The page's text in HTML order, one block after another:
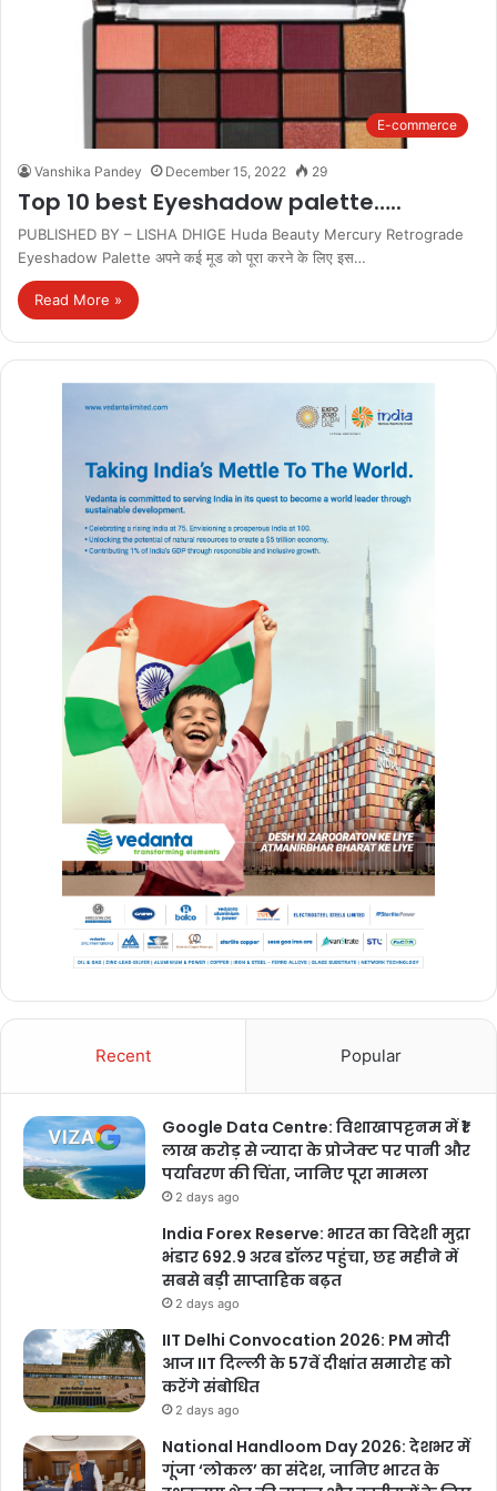
E-commerce
Vanshika Pandey December 15, 2022 29
Top 10 best Eyeshadow palette…..
PUBLISHED BY – LISHA DHIGE Huda Beauty Mercury Retrograde
Eyeshadow Palette अपने कई मूड को पूरा करने के लिए इस…
Read More »
Recent Popular
Google Data Centre: विशाखापट्टनम में ₹1
लाख करोड़ से ज्यादा के प्रोजेक्ट पर पानी और
पर्यावरण की चिंता, जानिए पूरा मामला
2 days ago
India Forex Reserve: भारत का विदेशी मुद्रा
भंडार 692.9 अरब डॉलर पहुंचा, छह महीने में
सबसे बड़ी साप्ताहिक बढ़त
2 days ago
IIT Delhi Convocation 2026: PM मोदी
आज IIT दिल्ली के 57वें दीक्षांत समारोह को
करेंगे संबोधित
2 days ago
National Handloom Day 2026: देशभर में
गूंजा ‘लोकल’ का संदेश, जानिए भारत के